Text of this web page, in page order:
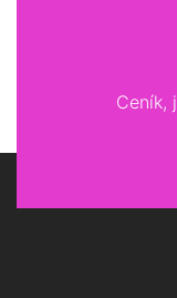
Ceník,